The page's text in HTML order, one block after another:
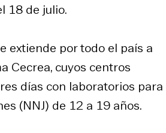
18 de julio.
extiende por todo el país a
Cecrea, cuyos centros
días con laboratorios para
(NNJ) de 12 a 19 años.